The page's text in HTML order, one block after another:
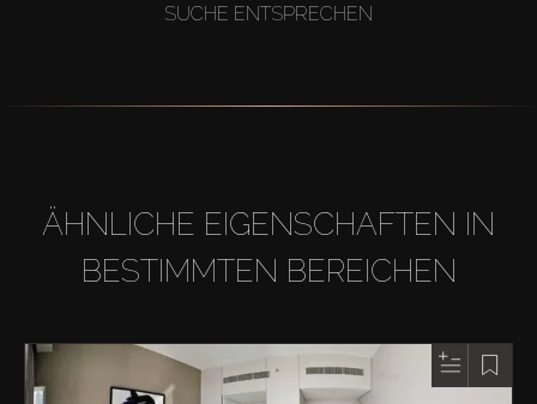
SUCHE ENTSPRECHEN
ÄHNLICHE EIGENSCHAFTEN IN
BESTIMMTEN BEREICHEN